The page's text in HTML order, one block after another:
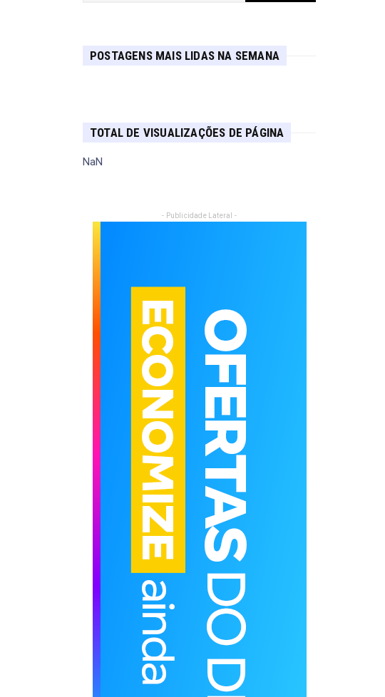
POSTAGENS MAIS LIDAS NA SEMANA
TOTAL DE VISUALIZAÇÕES DE PÁGINA
NaN
- Publicidade Lateral -